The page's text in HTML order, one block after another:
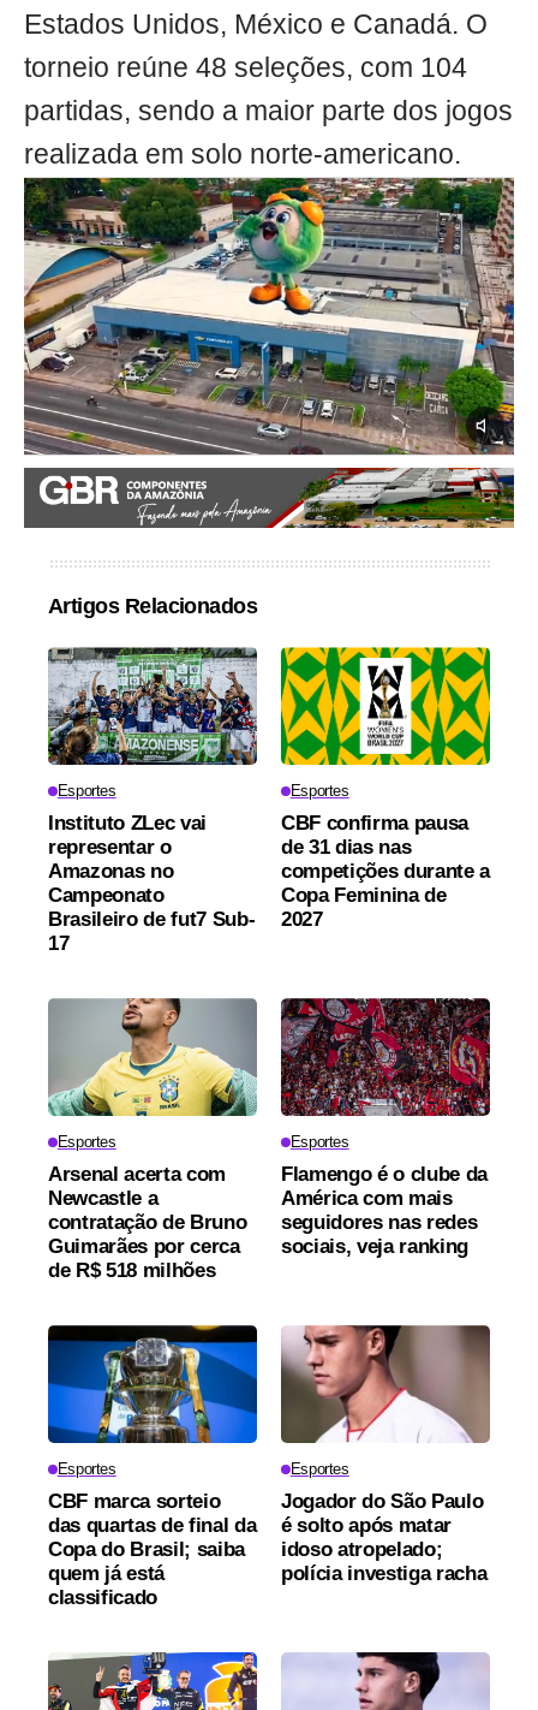
Estados Unidos, México e Canadá. O
torneio reúne 48 seleções, com 104
partidas, sendo a maior parte dos jogos
realizada em solo norte-americano.
Artigos Relacionados
Esportes
Instituto ZLec vai
representar o
Amazonas no
Campeonato
Brasileiro de fut7 Sub-
17
Esportes
CBF confirma pausa
de 31 dias nas
competições durante a
Copa Feminina de
2027
Esportes
Arsenal acerta com
Newcastle a
contratação de Bruno
Guimarães por cerca
de R$ 518 milhões
Esportes
Flamengo é o clube da
América com mais
seguidores nas redes
sociais, veja ranking
Esportes
CBF marca sorteio
das quartas de final da
Copa do Brasil; saiba
quem já está
classificado
Esportes
Jogador do São Paulo
é solto após matar
idoso atropelado;
polícia investiga racha